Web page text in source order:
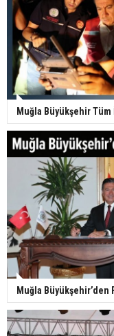
Muğla Büyükşehir Tüm
Muğla